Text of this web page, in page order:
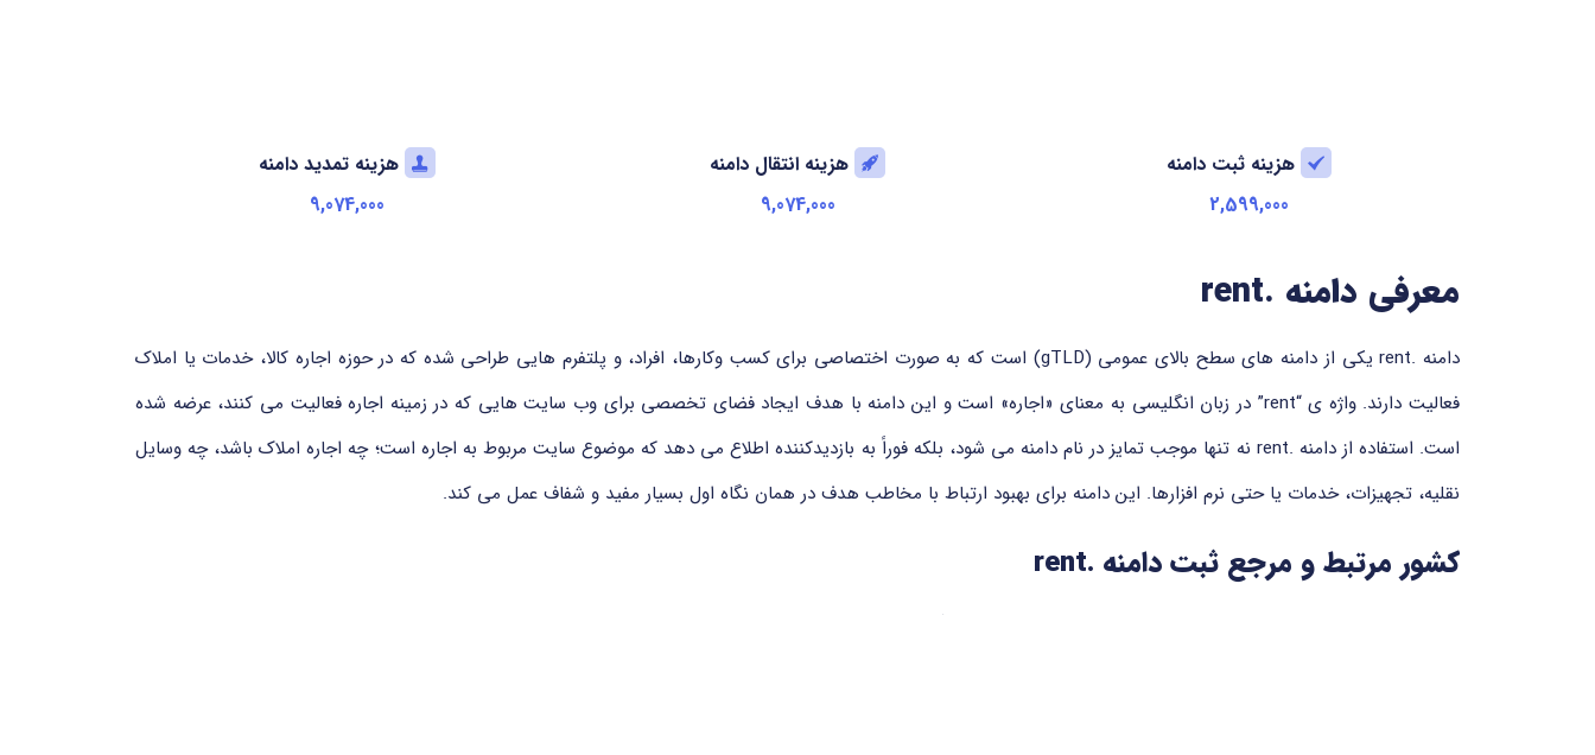
هزینه ثبت دامنه
2,599,000
هزینه انتقال دامنه
9,074,000
هزینه تمدید دامنه
9,074,000
معرفی دامنه .rent
دامنه .rent یکی از دامنه های سطح بالای عمومی (gTLD) است که به صورت اختصاصی برای کسب وکارها، افراد، و پلتفرم هایی طراحی شده که در حوزه اجاره کالا، خدمات یا املاک
فعالیت دارند. واژه ی “rent” در زبان انگلیسی به معنای «اجاره» است و این دامنه با هدف ایجاد فضای تخصصی برای وب سایت هایی که در زمینه اجاره فعالیت می کنند، عرضه شده
است. استفاده از دامنه .rent نه تنها موجب تمایز در نام دامنه می شود، بلکه فوراً به بازدیدکننده اطلاع می دهد که موضوع سایت مربوط به اجاره است؛ چه اجاره املاک باشد، چه وسایل
نقلیه، تجهیزات، خدمات یا حتی نرم افزارها. این دامنه برای بهبود ارتباط با مخاطب هدف در همان نگاه اول بسیار مفید و شفاف عمل می کند.
کشور مرتبط و مرجع ثبت دامنه .rent
دامنه ‎.rent یک دامنه عمومی سطح بالا (gTLD) است که هیچ وابستگی جغرافیایی به کشور خاصی ندارد و به صورت بین المللی قابل ثبت و استفاده است. مرجع ثبت این دامنه